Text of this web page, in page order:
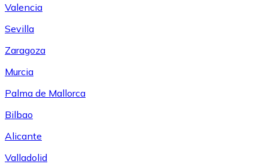
Valencia
Sevilla
Zaragoza
Murcia
Palma de Mallorca
Bilbao
Alicante
Valladolid